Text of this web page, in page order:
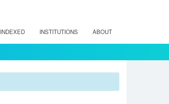
INDEXED INSTITUTIONS ABOUT